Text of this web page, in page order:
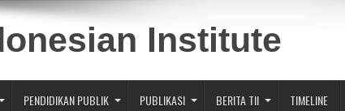
PENDIDIKAN PUBLIK PUBLIKASI BERITA TII TIMELINE